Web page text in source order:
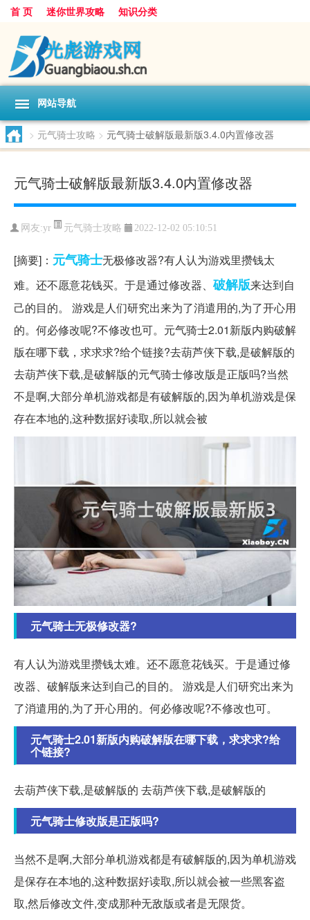
首 页 迷你世界攻略 知识分类
网站导航
> 元气骑士攻略 > 元气骑士破解版最新版3.4.0内置修改器
元气骑士破解版最新版3.4.0内置修改器
网友:yr 元气骑士攻略 2022-12-02 05:10:51
[摘要]： 元气骑士无极修改器?有人认为游戏里攒钱太
难。还不愿意花钱买。于是通过修改器、破解版来达到自
己的目的。 游戏是人们研究出来为了消遣用的,为了开心用
的。何必修改呢?不修改也可。元气骑士2.01新版内购破解
版在哪下载，求求求?给个链接?去葫芦侠下载,是破解版的
去葫芦侠下载,是破解版的元气骑士修改版是正版吗?当然
不是啊,大部分单机游戏都是有破解版的,因为单机游戏是保
存在本地的,这种数据好读取,所以就会被
元气骑士无极修改器?
有人认为游戏里攒钱太难。还不愿意花钱买。于是通过修
改器、破解版来达到自己的目的。 游戏是人们研究出来为
了消遣用的,为了开心用的。何必修改呢?不修改也可。
元气骑士2.01新版内购破解版在哪下载，求求求?给
个链接?
去葫芦侠下载,是破解版的 去葫芦侠下载,是破解版的
元气骑士修改版是正版吗?
当然不是啊,大部分单机游戏都是有破解版的,因为单机游戏
是保存在本地的,这种数据好读取,所以就会被一些黑客盗
取,然后修改文件,变成那种无敌版或者是无限货。